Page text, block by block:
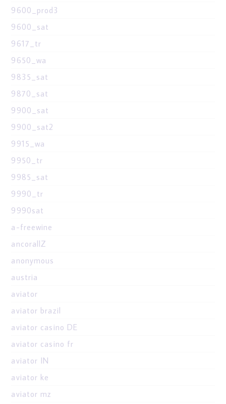
9600_prod3
9600_sat
9617_tr
9650_wa
9835_sat
9870_sat
9900_sat
9900_sat2
9915_wa
9950_tr
9985_sat
9990_tr
9990sat
a-freewine
ancorallZ
anonymous
austria
aviator
aviator brazil
aviator casino DE
aviator casino fr
aviator IN
aviator ke
aviator mz